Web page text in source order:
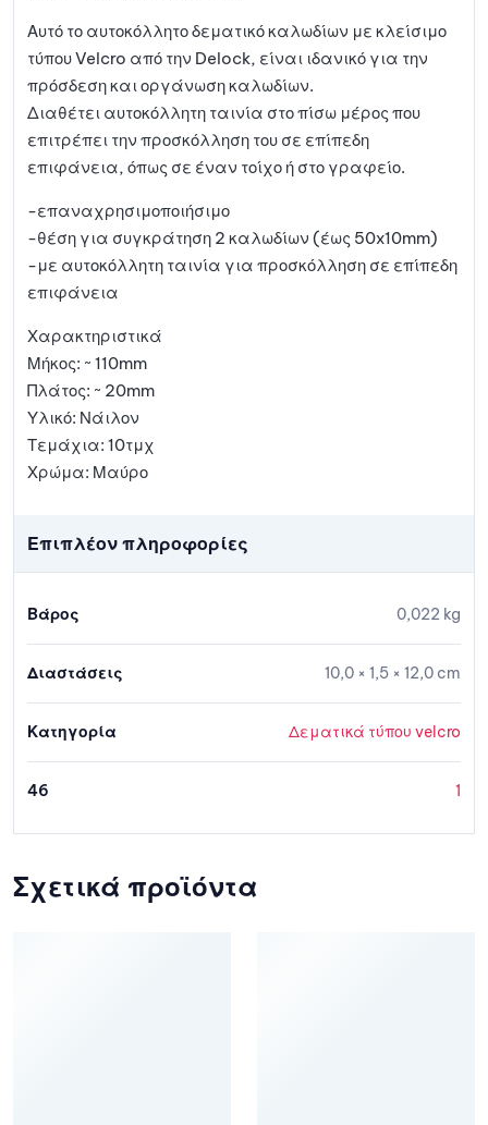
μένων
Αυτό το αυτοκόλλητο δεματικό καλωδίων με κλείσιμο
τύπου Velcro από την Delock, είναι ιδανικό για την
πρόσδεση και οργάνωση καλωδίων.
Διαθέτει αυτοκόλλητη ταινία στο πίσω μέρος που
επιτρέπει την προσκόλληση του σε επίπεδη
επιφάνεια, όπως σε έναν τοίχο ή στο γραφείο.
-επαναχρησιμοποιήσιμο
-θέση για συγκράτηση 2 καλωδίων (έως 50x10mm)
-με αυτοκόλλητη ταινία για προσκόλληση σε επίπεδη
επιφάνεια
Χαρακτηριστικά
Μήκος: ~ 110mm
Πλάτος: ~ 20mm
Υλικό: Νάιλον
Τεμάχια: 10τμχ
Χρώμα: Μαύρο
Επιπλέον πληροφορίες
Βάρος 0,022 kg
Διαστάσεις 10,0 × 1,5 × 12,0 cm
Κατηγορία Δεματικά τύπου velcro
46 1
Σχετικά προϊόντα